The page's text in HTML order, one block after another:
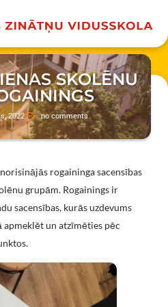
SKOLĒNU
2022 no comments
rogaininga sacensības
grupām. Rogainings ir
sacensības, kurās uzdevums
un atzīmēties pēc